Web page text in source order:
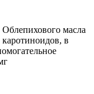
масла
в